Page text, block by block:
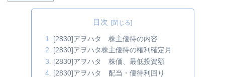
目次
[2830]アヲハタ 株主優待の内容
[2830]アヲハタ株主優待の権利確定月
[2830]アヲハタ 株価、最低投資額
[2830]アヲハタ 配当・優待利回り